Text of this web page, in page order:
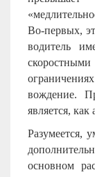
Во-первых,
водитель
вождение.
является,
Разумеется,
основном